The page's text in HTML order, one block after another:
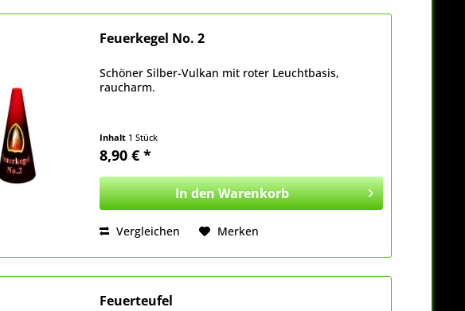
Feuerkegel No. 2
Schöner Silber-Vulkan mit roter Leuchtbasis,
raucharm.
Inhalt 1 Stück
8,90 € *
In denWarenkorb
Vergleichen Merken
Feuerteufel